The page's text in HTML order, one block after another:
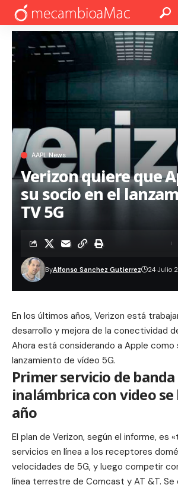
AAPL News
Verizon quiere que
su socio en el
TV 5G
ByAlfonso Sanchez Gutierrez 24 Julio
En los últimos años, Verizon está
desarrollo y mejora de la conectividad
Ahora está considerando a Apple como
lanzamiento de vídeo 5G.
Primer servicio de
inalámbrica con video se
año
El plan de Verizon, según el informe, es
servicios en línea a los receptores
velocidades de 5G, y luego competir
línea terrestre de Comcast y AT &T. Se